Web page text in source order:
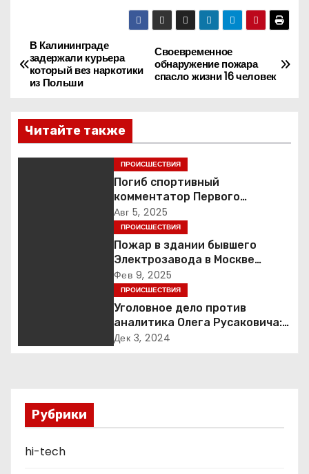
Н
а
и
о
а
п
и
Своевременное
обнаружение пожара
спасло жизни 16 человек
В Калининграде
задержали курьера
который вез наркотики
из Польши
Читайте также
ПРОИСШЕСТВИЯ
Погиб спортивный
комментатор Первого
Александр Гришин
Авг 5, 2025
ПРОИСШЕСТВИЯ
Пожар в здании бывшего
Электрозавода в Москве
успешно ликвидирован
Фев 9, 2025
ПРОИСШЕСТВИЯ
Уголовное дело против
аналитика Олега Русаковича:
обвинения, вымогательство и
Дек 3, 2024
Рубрики
hi-tech